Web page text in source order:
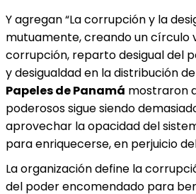
Y agregan “La corrupción y la
mutuamente, creando un círculo
corrupción, reparto desigual del
y desigualdad en la distribución
Papeles de Panamá mostraron
poderosos sigue siendo
aprovechar la opacidad del
para enriquecerse, en perjuicio
La organización define la
del poder encomendado para